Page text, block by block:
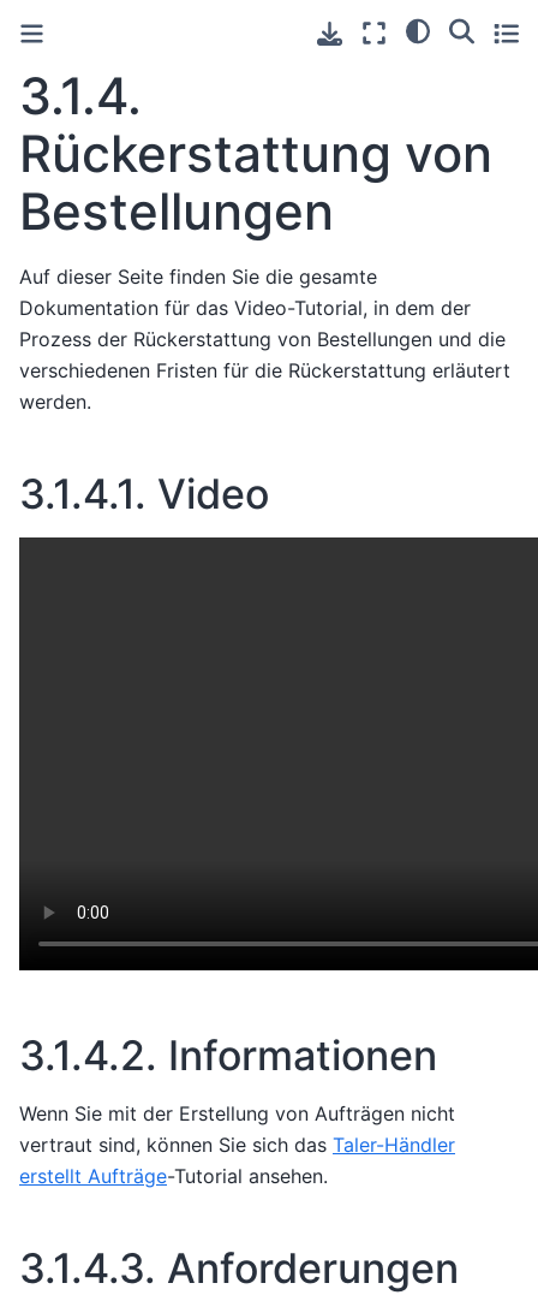
3.1.4.
Rückerstattung von
Bestellungen
Auf dieser Seite finden Sie die gesamte
Dokumentation für das Video-Tutorial, in dem der
Prozess der Rückerstattung von Bestellungen und die
verschiedenen Fristen für die Rückerstattung erläutert
werden.
3.1.4.1. Video
3.1.4.2. Informationen
Wenn Sie mit der Erstellung von Aufträgen nicht
vertraut sind, können Sie sich das Taler-Händler
erstellt Aufträge-Tutorial ansehen.
3.1.4.3. Anforderungen